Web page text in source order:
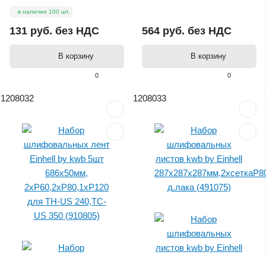
0
в наличии 100 шт.
131 руб. без НДС
В корзину
0
564 руб. без НДС
В корзину
1208032 1208033